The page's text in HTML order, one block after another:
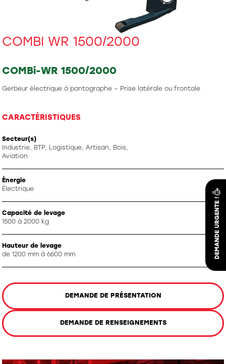
COMBI WR 1500/2000
COMBi-WR 1500/2000
Gerbeur électrique à pantographe – Prise latérale ou frontale
CARACTÉRISTIQUES
Secteur(s)
Industrie, BTP, Logistique, Artisan, Bois,
Aviation
Énergie
Électrique
Capacité de levage
1500 à 2000 kg
Hauteur de levage
de 1200 mm à 6600 mm
DEMANDE DE PRÉSENTATION
DEMANDE DE RENSEIGNEMENTS